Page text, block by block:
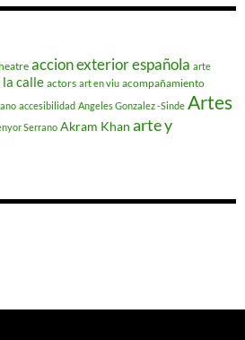
accion exterior española arte
calle actors art en viu acompañamiento
accesibilidad Angeles Gonzalez -Sinde Artes
Serrano Akram Khan arte y